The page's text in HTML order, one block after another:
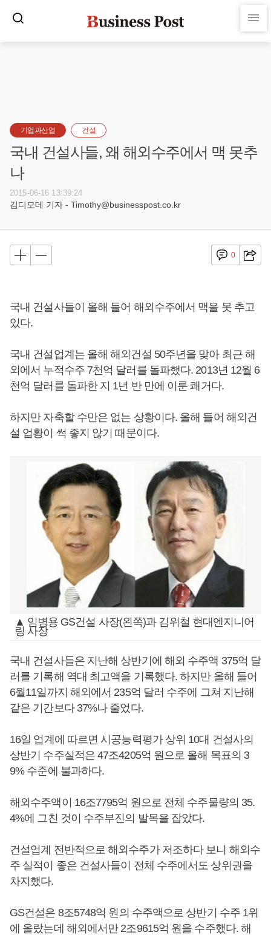
기업과산업 건설
국내 건설사들, 왜 해외수주에서 맥 못추
나
2015-06-16 13:39:24
김디모데 기자 - Timothy@businesspost.co.kr
0
국내 건설사들이 올해 들어 해외수주에서 맥을 못 추고
있다.
국내 건설업계는 올해 해외건설 50주년을 맞아 최근 해
외에서 누적수주 7천억 달러를 돌파했다. 2013년 12월 6
천억 달러를 돌파한 지 1년 반 만에 이룬 쾌거다.
하지만 자축할 수만은 없는 상황이다. 올해 들어 해외건
설 업황이 썩 좋지 않기 때문이다.
▲ 임병용 GS건설 사장(왼쪽)과 김위철 현대엔지니어
링 사장
국내 건설사들은 지난해 상반기에 해외 수주액 375억 달
러를 기록해 역대 최고액을 기록했다. 하지만 올해 들어
6월11일까지 해외에서 235억 달러 수주에 그쳐 지난해
같은 기간보다 37%나 줄었다.
16일 업계에 따르면 시공능력평가 상위 10대 건설사의
상반기 수주실적은 47조4205억 원으로 올해 목표의 3
9% 수준에 불과하다.
해외수주액이 16조7795억 원으로 전체 수주물량의 35.
4%에 그친 것이 수주부진의 발목을 잡았다.
건설업계 전반적으로 해외수주가 저조하다 보니 해외수
주 실적이 좋은 건설사들이 전체 수주에서도 상위권을
차지했다.
GS건설은 8조5748억 원의 수주액으로 상반기 수주 1위
에 올랐는데 해외에서만 2조9615억 원을 수주했다. 해